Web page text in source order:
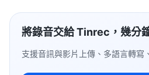
將錄音交給 Tinrec，幾分
支援音訊與影片上傳、多語言轉寫